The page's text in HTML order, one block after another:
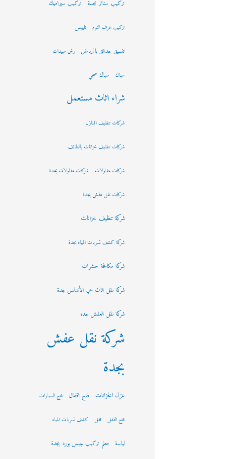
تركيب ستائر بجدة تركيب سيراميك
تركيب غرف النوم تلييس
تنسيق حدائق بالرياض رش مبيدات
سباك سباك صحي
شراء اثاث مستعمل
شركات تنظيف المنازل
شركات تنظيف خزانات بالطائف
شركات مقاولات شركات مقاولات بجدة
شركات نقل عفش بجدة
شركة تنظيف خزانات
شركة كشف تسربات المياه بجدة
شركة مكافحة حشرات
شركة نقل اثاث حي الأندلس جدة
شركة نقل العفش جده
شركة نقل عفش
بجدة
عزل الخزانات فتح اقفال فتح السيارات
فتح القفل قفل كشف تسربات المياه
لياسة معلم تركيب جبس بورد بجدة